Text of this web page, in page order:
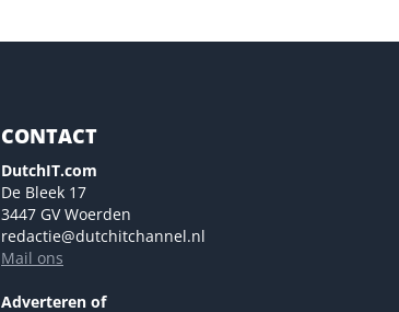
CONTACT
DutchIT.com
De Bleek 17
3447 GV Woerden
redactie@dutchitchannel.nl
Mail ons
Adverteren of